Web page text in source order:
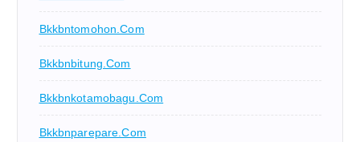
Bkkbntomohon.com
Bkkbnbitung.com
Bkkbnkotamobagu.com
Bkkbnparepare.com